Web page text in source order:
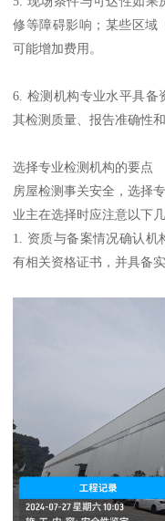
修等障碍影响；某些区域
可能增加费用。
6. 检测机构专业水平具备
其检测质量、报告准确性
选择专业检测机构的要点
房屋检测事关安全，选择
业主在选择时应注意以下几
1. 资质与备案情况确认
有相关资格证书，并具备